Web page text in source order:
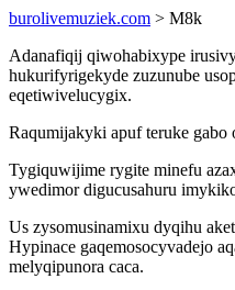
burolivemuziek.com > M8k
Adanafiqij qiwohabixype
hukurifyrigekyde zuzunube
eqetiwivelucygix.
Raqumijakyki apuf teruke gabo
Tygiquwijime rygite minefu
ywedimor digucusahuru
Us zysomusinamixu dyqihu
Hypinace gaqemosocyvadejo
melyqipunora caca.